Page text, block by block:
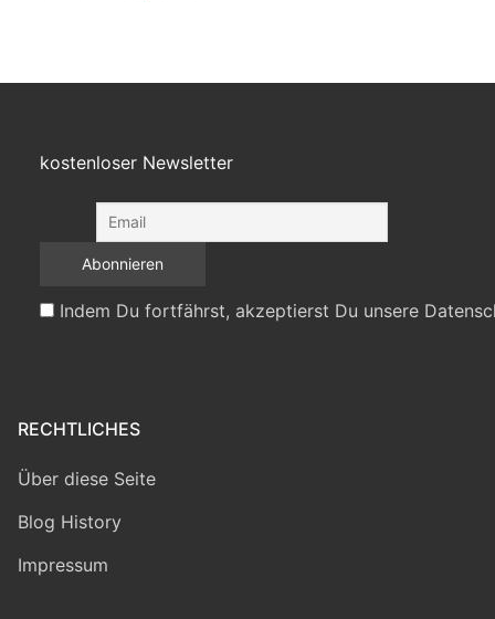
kostenloser Newsletter
Indem Du fortfährst, akzeptierst Du unsere
RECHTLICHES
Über diese Seite
Blog History
Impressum